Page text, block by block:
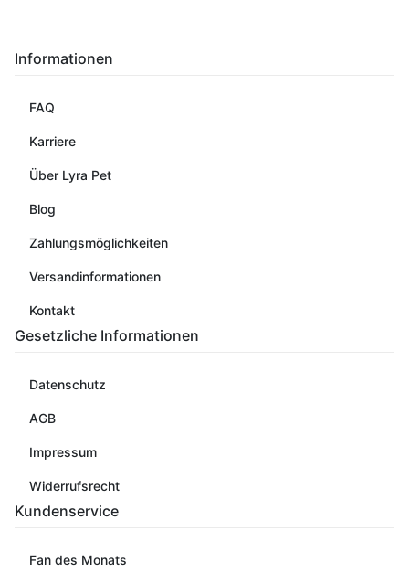
Informationen
FAQ
Karriere
Über Lyra Pet
Blog
Zahlungsmöglichkeiten
Versandinformationen
Kontakt
Gesetzliche Informationen
Datenschutz
AGB
Impressum
Widerrufsrecht
Kundenservice
Fan des Monats